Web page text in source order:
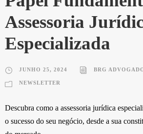
Assessoria
Especializada
JUNHO 25, 2024 BRG
NEWSLETTER
Descubra como a assessoria jurídica
o sucesso do seu negócio, desde a sua